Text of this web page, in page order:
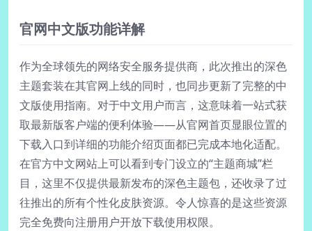
官网中文版功能详解
作为全球领先的网络安全服务提供商，此次推出的深色
主题套装在其官网上线的同时，也同步更新了完整的中
文版使用指南。对于中文用户而言，这意味着一站式获
取最新版客户端的便利体验——从官网首页显眼位置的
下载入口到详细的功能介绍页面都已完成本地化适配。
在官方中文网站上可以看到专门设立的“主题商城”栏
目，这里不仅提供最新发布的深色主题包，还收录了过
往推出的所有个性化皮肤资源。令人惊喜的是这些资源
完全免费向注册用户开放下载使用权限。